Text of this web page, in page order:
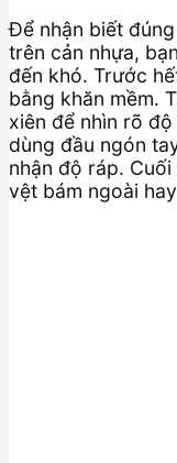
Để nhận biết
trên cản nhựa,
đến khó. Trước
bằng khăn mềm.
xiên để nhìn rõ
dùng đầu ngón
nhận độ ráp.
vệt bám ngoài